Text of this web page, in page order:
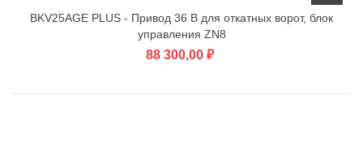
BKV25AGE PLUS - Привод 36 В для откатных ворот, блок
управления ZN8
88 300,00 ₽